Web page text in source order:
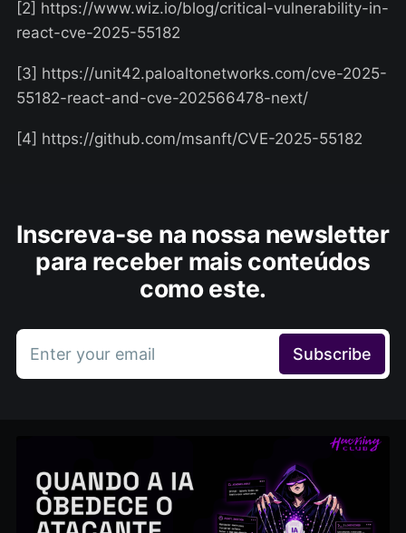
[2] https://www.wiz.io/blog/critical-vulnerability-in-
react-cve-2025-55182
[3] https://unit42.paloaltonetworks.com/cve-2025-
55182-react-and-cve-202566478-next/
[4] https://github.com/msanft/CVE-2025-55182
Inscreva-se na nossa newsletter
para receber mais conteúdos
como este.
Enter your email Subscribe